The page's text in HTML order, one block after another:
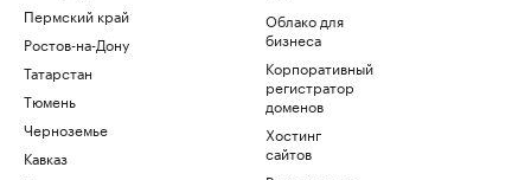
Пермский край
Ростов-на-Дону
Татарстан
Тюмень
Черноземье
Кавказ
Облако для
бизнеса
Корпоративный
регистратор
доменов
Хостинг
сайтов